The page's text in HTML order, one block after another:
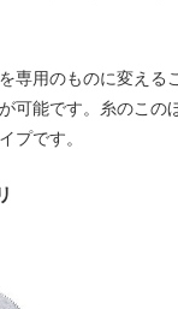
専用のものに変える
可能です。糸のこの
プです。